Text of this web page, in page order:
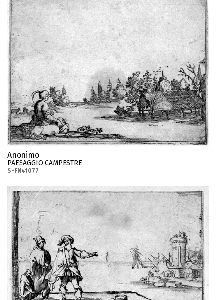
Anonimo
PAESAGGIO CAMPESTRE
S-FN41077